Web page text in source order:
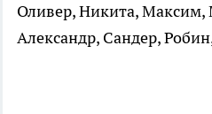
Оливер, Никита, Максим,
Александр, Сандер,